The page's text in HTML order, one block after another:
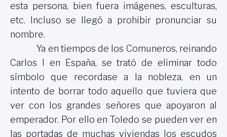
esta persona, bien fuera imágenes, esculturas,
etc. Incluso se llegó a prohibir pronunciar su
nombre.
Ya en tiempos de los Comuneros, reinando
Carlos I en España, se trató de eliminar todo
símbolo que recordase a la nobleza, en un
intento de borrar todo aquello que tuviera que
ver con los grandes señores que apoyaron al
emperador. Por ello en Toledo se pueden ver en
las portadas de muchas viviendas los escudos